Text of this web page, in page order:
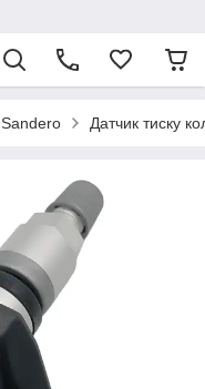
Sandero Датчик тиску